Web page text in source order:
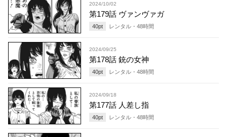
2024/10/02
第179話 ヴァンヴァガ
40pt レンタル・ 48時間
2024/09/25
第178話 銃の女神
40pt レンタル・ 48時間
2024/09/18
第177話 人差し指
40pt レンタル・ 48時間